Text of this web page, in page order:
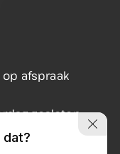
afspraak
gesloten